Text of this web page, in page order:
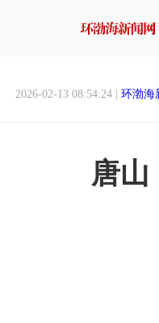
2026-02-13 08:54:24 | 环渤海
唐山